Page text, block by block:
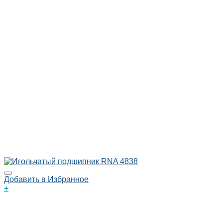
Добавить в Избранное
+